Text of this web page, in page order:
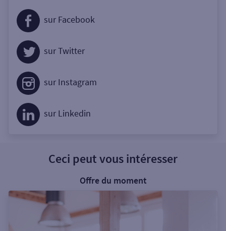
sur Facebook
sur Twitter
sur Instagram
sur Linkedin
Ceci peut vous intéresser
Offre du moment